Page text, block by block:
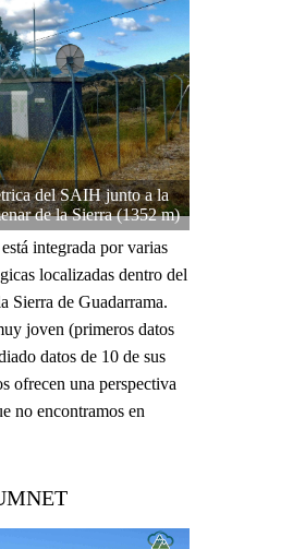
del SAIH junto a la
de la Sierra (1352 m)
integrada por varias
localizadas dentro del
Sierra de Guadarrama.
joven (primeros datos
datos de 10 de sus
ofrecen una perspectiva
no encontramos en